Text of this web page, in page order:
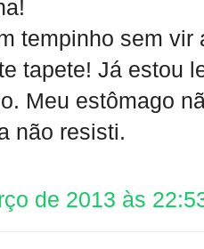
tempinho sem
tapete! Já estou
Meu estômago
não resisti.
de 2013 às